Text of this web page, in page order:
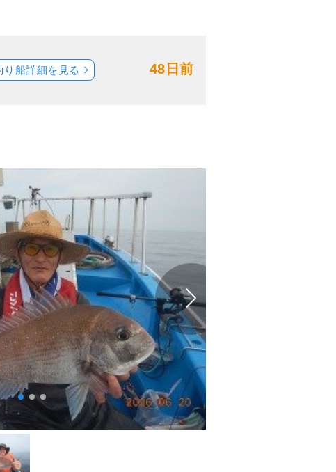
48日前
り船詳細を見る